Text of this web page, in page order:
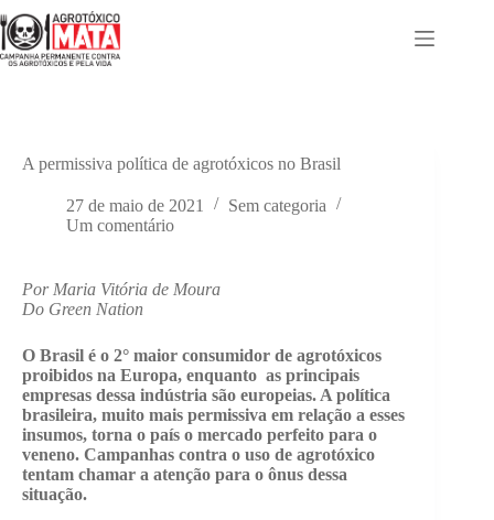
para
o
conteúdo
A permissiva política de agrotóxicos no Brasil
27 de maio de 2021
Sem categoria
Um comentário
Por Maria Vitória de Moura
Do Green Nation
O Brasil é o 2° maior consumidor de agrotóxicos
proibidos na Europa, enquanto as principais
empresas dessa indústria são europeias. A política
brasileira, muito mais permissiva em relação a esses
insumos, torna o país o mercado perfeito para o
veneno. Campanhas contra o uso de agrotóxico
tentam chamar a atenção para o ônus dessa
situação.